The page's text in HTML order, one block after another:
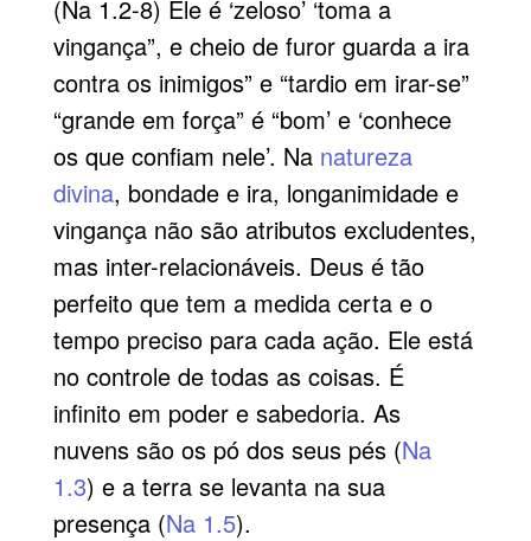
(Na 1.2-8) Ele é ‘zeloso’ ‘toma a
vingança”, e cheio de furor guarda a ira
contra os inimigos” e “tardio em irar-se”
“grande em força” é “bom’ e ‘conhece
os que confiam nele’. Na natureza
divina, bondade e ira, longanimidade e
vingança não são atributos excludentes,
mas inter-relacionáveis. Deus é tão
perfeito que tem a medida certa e o
tempo preciso para cada ação. Ele está
no controle de todas as coisas. É
infinito em poder e sabedoria. As
nuvens são os pó dos seus pés (Na
1.3) e a terra se levanta na sua
presença (Na 1.5).